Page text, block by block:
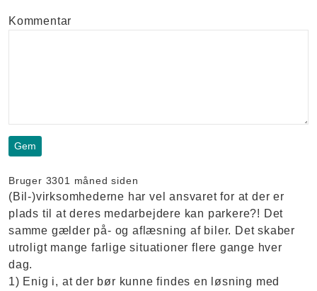
Kommentar
Bruger 3301 måned siden
(Bil-)virksomhederne har vel ansvaret for at der er
plads til at deres medarbejdere kan parkere?! Det
samme gælder på- og aflæsning af biler. Det skaber
utroligt mange farlige situationer flere gange hver
dag.
1) Enig i, at der bør kunne findes en løsning med